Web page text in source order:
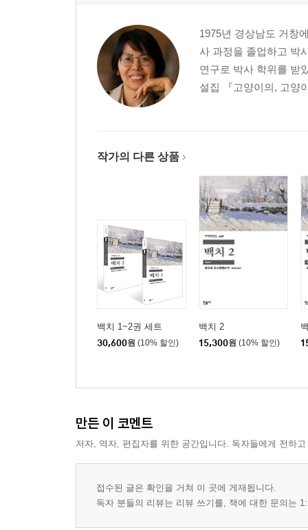
1975년 경상남도 거창
사 과정을 졸업하고 박
연구로 박사 학위를 받
설집 『고양이의, 고양
작가의 다른 상품
백치 1~2권 세트
30,600원 (10% 할인)
백치 2
15,300원 (10% 할인)
만든 이 코멘트
저자, 역자, 편집자를 위한 공간입니다. 독자들에게 전하
접수된 글은 확인을 거쳐 이 곳에 게재됩니다.
독자 분들의 리뷰는 리뷰 쓰기를, 책에 대한 문의는